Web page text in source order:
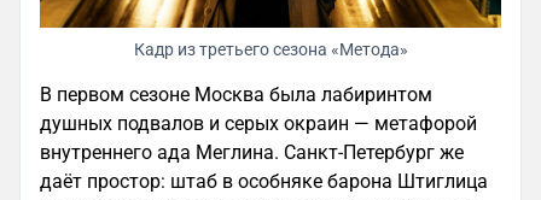
Кадр из третьего сезона «Метода»
В первом сезоне Москва была лабиринтом
душных подвалов и серых окраин — метафорой
внутреннего ада Меглина. Санкт-Петербург же
даёт простор: штаб в особняке барона Штиглица